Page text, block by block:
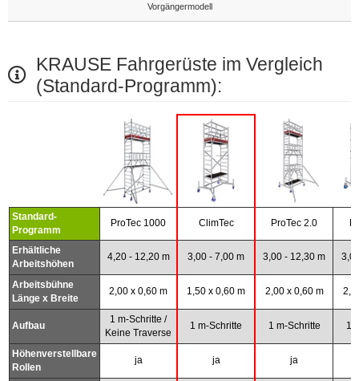
Vorgängermodell
KRAUSE Fahrgerüste im Vergleich
(Standard-Programm):
Standard-
Programm
ProTec 1000 ClimTec ProTec 2.0
Erhältliche
Arbeitshöhen
4,20 - 12,20 m 3,00 - 7,00 m 3,00 - 12,30 m
Arbeitsbühne
Länge x Breite
2,00 x 0,60 m 1,50 x 0,60 m 2,00 x 0,60 m
Aufbau
1 m-Schritte /
Keine Traverse
1 m-Schritte 1 m-Schritte 1
Höhenverstellbare
Rollen
ja ja ja